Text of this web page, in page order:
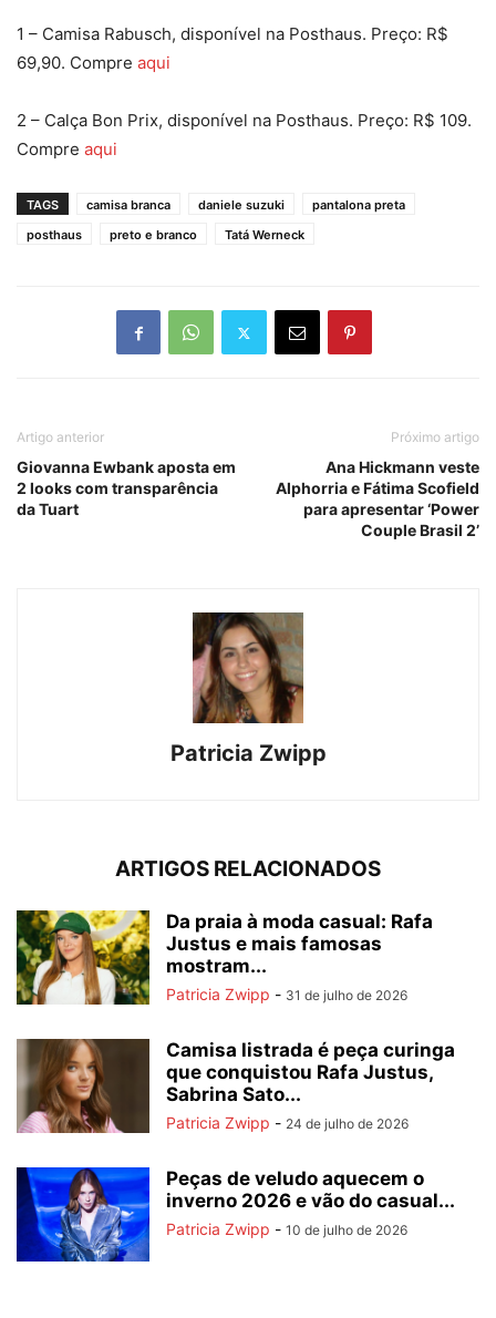
1 – Camisa Rabusch, disponível na Posthaus. Preço: R$
69,90. Compre aqui
2 – Calça Bon Prix, disponível na Posthaus. Preço: R$ 109.
Compre aqui
TAGS camisa branca daniele suzuki
pantalona preta
posthaus
preto e branco Tatá Werneck
Artigo anterior
Giovanna Ewbank aposta em
2 looks com transparência
da Tuart
Próximo artigo
Ana Hickmann veste
Alphorria e Fátima Scofield
para apresentar ‘Power
Couple Brasil 2’
Patricia Zwipp
ARTIGOS RELACIONADOS
Da praia à moda casual: Rafa
Justus e mais famosas
mostram...
Patricia Zwipp - 31 de julho de 2026
Camisa listrada é peça curinga
que conquistou Rafa Justus,
Sabrina Sato...
Patricia Zwipp - 24 de julho de 2026
Peças de veludo aquecem o
inverno 2026 e vão do casual...
Patricia Zwipp - 10 de julho de 2026